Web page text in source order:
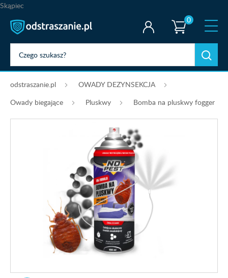
Skąpiec
0
odstraszanie.pl
OWADY DEZYNSEKCJA
Owady biegające
Pluskwy Bomba na pluskwy fogger